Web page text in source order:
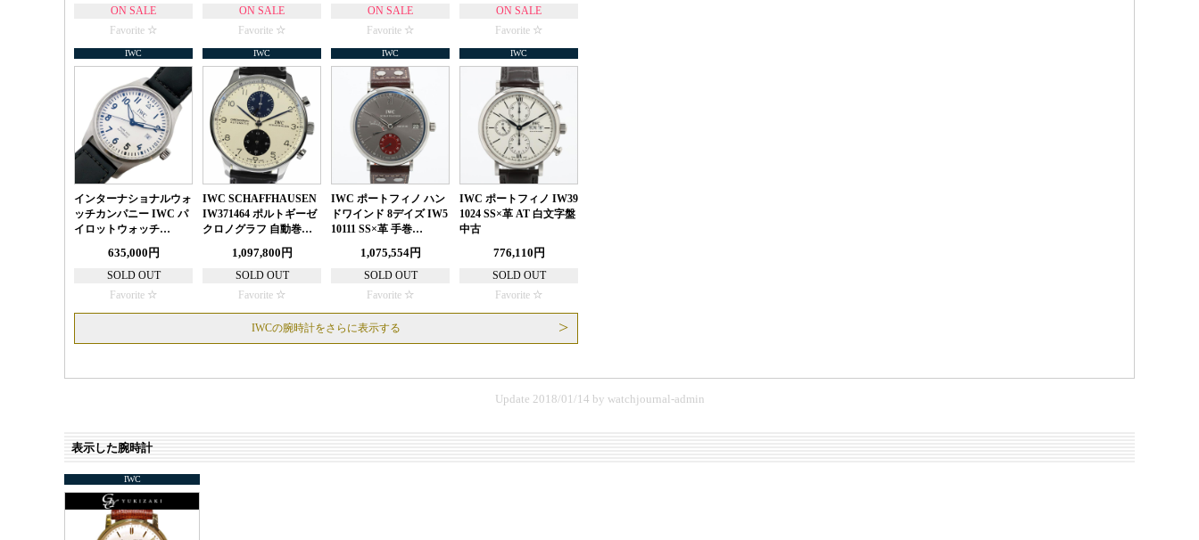
ON SALE
Favorite
ON SALE
Favorite
ON SALE
Favorite
ON SALE
Favorite
IWC
インターナショナルウォ
ッチカンパニー IWC パ
イロットウォッチ…
635,000円
SOLD OUT
Favorite
IWC
IWC SCHAFFHAUSEN
IW371464 ポルトギーゼ
クロノグラフ 自動巻…
1,097,800円
SOLD OUT
Favorite
IWC
IWC ポートフィノ ハン
ドワインド 8デイズ IW5
10111 SS×革 手巻…
1,075,554円
SOLD OUT
Favorite
IWC
IWC ポートフィノ IW39
1024 SS×革 AT 白文字盤
中古
776,110円
SOLD OUT
Favorite
IWCの腕時計をさらに表示する
Update 2018/01/14 by watchjournal-admin
表示した腕時計
IWC